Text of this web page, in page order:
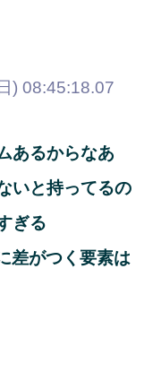
) 08:45:18.07
あるからなあ
いと持ってるの
ぎる
差がつく要素は